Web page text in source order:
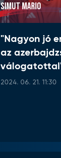
SIMUT MARIO
"Nagyon jó
az
2024. 06. 21. 11:30